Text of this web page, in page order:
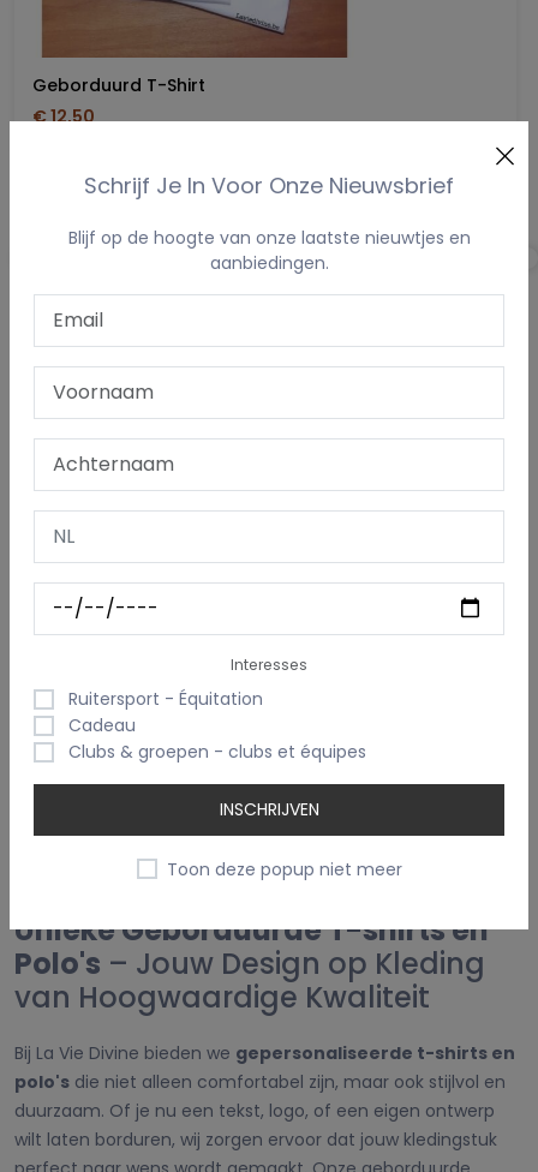
Geborduurd T-Shirt
€ 12,50
Prijs: €11 - €15
Merk
B&C BE INSPIRED (3)
SOL´S (2)
Eigenschappen
Kindermodel (2)
Met eigen naam/tekst
(2)
Volwassen maten (3)
Gepersonaliseerde T-shirts en
Polo's
Unieke Geborduurde T-shirts en
Polo's – Jouw Design op Kleding
van Hoogwaardige Kwaliteit
Bij La Vie Divine bieden we gepersonaliseerde t-shirts en
polo's die niet alleen comfortabel zijn, maar ook stijlvol en
duurzaam. Of je nu een tekst, logo, of een eigen ontwerp
wilt laten borduren, wij zorgen ervoor dat jouw kledingstuk
Schrijf Je In Voor Onze Nieuwsbrief
Blijf op de hoogte van onze laatste nieuwtjes en
aanbiedingen.
Interesses
Ruitersport - Équitation
Cadeau
Clubs & groepen - clubs et équipes
INSCHRIJVEN
Toon deze popup niet meer